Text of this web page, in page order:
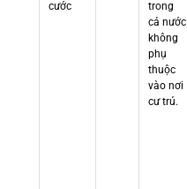
cước
trong
cả nước
không
phụ
thuộc
vào nơi
cư trú.